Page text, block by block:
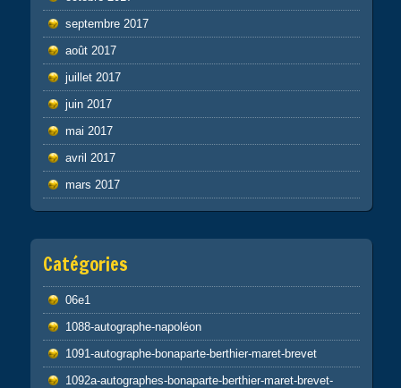
septembre 2017
août 2017
juillet 2017
juin 2017
mai 2017
avril 2017
mars 2017
Catégories
06e1
1088-autographe-napoléon
1091-autographe-bonaparte-berthier-maret-brevet
1092a-autographes-bonaparte-berthier-maret-brevet-